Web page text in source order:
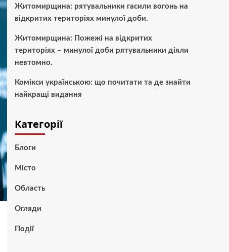
Житомирщина: рятувальники гасили вогонь на
відкритих територіях минулої доби.
Житомирщина: Пожежі на відкритих
територіях – минулої доби рятувальники діяли
невтомно.
Комікси українською: що почитати та де знайти
найкращі видання
Категорії
Блоги
Місто
Область
Огляди
Події